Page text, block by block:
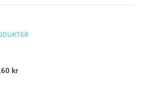
kr